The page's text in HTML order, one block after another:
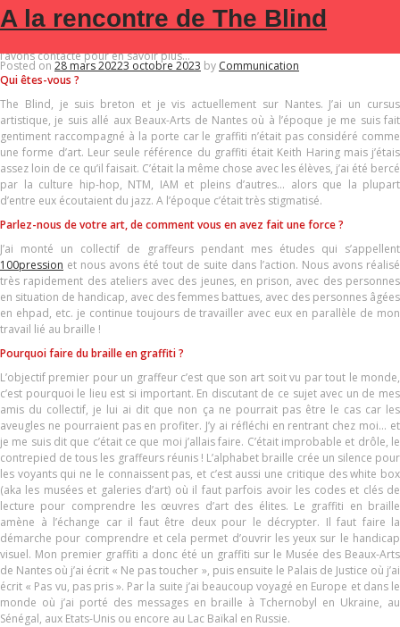
SOUTENEZ-NOUS
MOIS :MARS 2022
A la rencontre de The Blind
Posted on 28 mars 20223 octobre 2023 by Communication
Nous avons entendu parler de The Blind il y a peu via un reportage réalisé par
le média digital Brut. Par ces images, nous avons ressenti la passion émanait
l’avons contacté pour en savoir plus…
Qui êtes-vous ?
The Blind, je suis breton et je vis actuellement sur Nantes. J’ai un cursus
artistique, je suis allé aux Beaux-Arts de Nantes où à l’époque je me suis fait
gentiment raccompagné à la porte car le graffiti n’était pas considéré comme
une forme d’art. Leur seule référence du graffiti était Keith Haring mais j’étais
assez loin de ce qu’il faisait. C’était la même chose avec les élèves, j’ai été bercé
par la culture hip-hop, NTM, IAM et pleins d’autres… alors que la plupart
d’entre eux écoutaient du jazz. A l’époque c’était très stigmatisé.
Parlez-nous de votre art, de comment vous en avez fait une force ?
J’ai monté un collectif de graffeurs pendant mes études qui s’appellent
100pression et nous avons été tout de suite dans l’action. Nous avons réalisé
très rapidement des ateliers avec des jeunes, en prison, avec des personnes
en situation de handicap, avec des femmes battues, avec des personnes âgées
en ehpad, etc. je continue toujours de travailler avec eux en parallèle de mon
travail lié au braille !
Pourquoi faire du braille en graffiti ?
L’objectif premier pour un graffeur c’est que son art soit vu par tout le monde,
c’est pourquoi le lieu est si important. En discutant de ce sujet avec un de mes
amis du collectif, je lui ai dit que non ça ne pourrait pas être le cas car les
aveugles ne pourraient pas en profiter. J’y ai réfléchi en rentrant chez moi… et
je me suis dit que c’était ce que moi j’allais faire. C’était improbable et drôle, le
contrepied de tous les graffeurs réunis ! L’alphabet braille crée un silence pour
les voyants qui ne le connaissent pas, et c’est aussi une critique des white box
(aka les musées et galeries d’art) où il faut parfois avoir les codes et clés de
lecture pour comprendre les œuvres d’art des élites. Le graffiti en braille
amène à l’échange car il faut être deux pour le décrypter. Il faut faire la
démarche pour comprendre et cela permet d’ouvrir les yeux sur le handicap
visuel. Mon premier graffiti a donc été un graffiti sur le Musée des Beaux-Arts
de Nantes où j’ai écrit « Ne pas toucher », puis ensuite le Palais de Justice où j’ai
écrit « Pas vu, pas pris ». Par la suite j’ai beaucoup voyagé en Europe et dans le
monde où j’ai porté des messages en braille à Tchernobyl en Ukraine, au
Sénégal, aux Etats-Unis ou encore au Lac Baïkal en Russie.